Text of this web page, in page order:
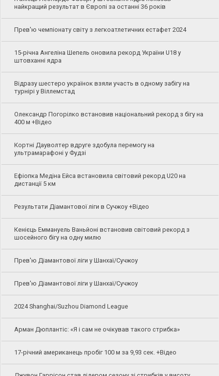
найкращий результат в Європі за останні 36 років
Прев'ю чемпіонату світу з легкоатлетичних естафет 2024
15-річна Ангеліна Шепель оновила рекорд України U18 у
штовханні ядра
Відразу шестеро українок взяли участь в одному забігу на
турнірі у Віллемстад
Олександр Погорілко встановив національний рекорд з бігу на
400 м +Відео
Кортні Дауволтер вдруге здобула перемогу на
ультрамарафоні у Фудзі
Ефіопка Медіна Ейса встановила світовий рекорд U20 на
дистанції 5 км
Результати Діамантової ліги в Сучжоу +Відео
Кенієць Еммануель Ваньйоні встановив світовий рекорд з
шосейного бігу на одну милю
Прев'ю Діамантової ліги у Шанхаї/Сучжоу
Прев'ю Діамантової ліги у Шанхаї/Сучжоу
2024 Shanghai/Suzhou Diamond League
Арман Дюплантіс: «Я і сам не очікував такого стрибка»
17-річний американець пробіг 100 м за 9,93 сек. +Відео